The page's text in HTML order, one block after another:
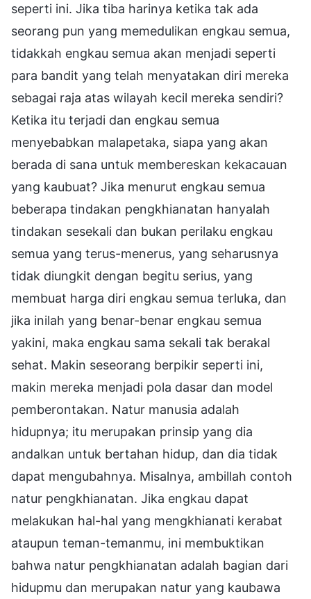
seperti ini. Jika tiba harinya ketika tak ada
seorang pun yang memedulikan engkau semua,
tidakkah engkau semua akan menjadi seperti
para bandit yang telah menyatakan diri mereka
sebagai raja atas wilayah kecil mereka sendiri?
Ketika itu terjadi dan engkau semua
menyebabkan malapetaka, siapa yang akan
berada di sana untuk membereskan kekacauan
yang kaubuat? Jika menurut engkau semua
beberapa tindakan pengkhianatan hanyalah
tindakan sesekali dan bukan perilaku engkau
semua yang terus-menerus, yang seharusnya
tidak diungkit dengan begitu serius, yang
membuat harga diri engkau semua terluka, dan
jika inilah yang benar-benar engkau semua
yakini, maka engkau sama sekali tak berakal
sehat. Makin seseorang berpikir seperti ini,
makin mereka menjadi pola dasar dan model
pemberontakan. Natur manusia adalah
hidupnya; itu merupakan prinsip yang dia
andalkan untuk bertahan hidup, dan dia tidak
dapat mengubahnya. Misalnya, ambillah contoh
natur pengkhianatan. Jika engkau dapat
melakukan hal-hal yang mengkhianati kerabat
ataupun teman-temanmu, ini membuktikan
bahwa natur pengkhianatan adalah bagian dari
hidupmu dan merupakan natur yang kaubawa